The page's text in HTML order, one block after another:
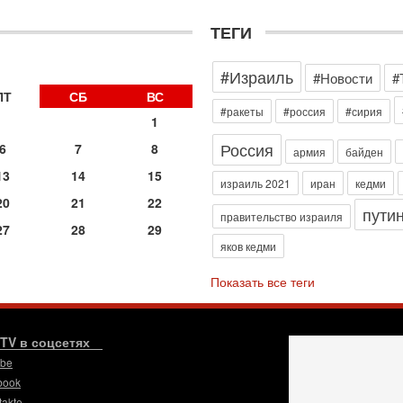
СБ
ВС
1
6 7
8
14
15
21
22
28
29
ТЕГИ
#Израиль
#Новости
#ракеты #россия #сирия
Россия армия байден
израиль 2021 иран кедми
правительство израиля путин
яков кедми
Показать все теги
в соцсетях